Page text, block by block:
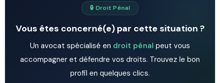
🔒 Droit Pénal
Vous êtes concerné(e) par cette situation ?
Un avocat spécialisé en droit pénal peut vous
accompagner et défendre vos droits. Trouvez le bon
profil en quelques clics.